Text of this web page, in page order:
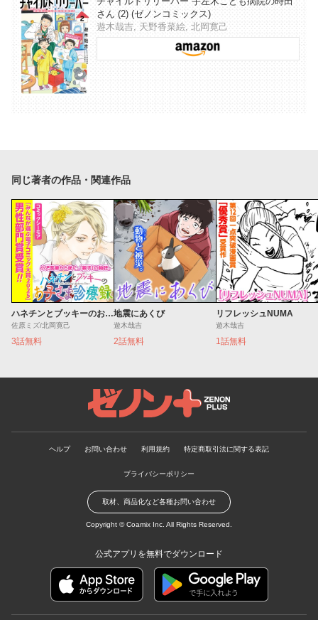
さん (2) (ゼノンコミックス)
遊木哉吉, 天野香菜絵, 北岡寛己
同じ著者の作品・関連作品
ハネチンとブッキーのお子さま診療録
佐原ミズ/北岡寛己
3話無料
地震にあくび
遊木哉吉
2話無料
リフレッシュNUMA
遊木哉吉
1話無料
ゼノンプラス
ヘルプ お問い合わせ 利用規約 特定商取引法に関する表記
プライバシーポリシー
取材、商品化など各種お問い合わせ
Copyright ©Coamix Inc. All Rights Reserved.
公式アプリを無料でダウンロード